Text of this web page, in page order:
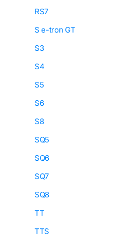
RS7
S e-tron GT
S3
S4
S5
S6
S8
SQ5
SQ6
SQ7
SQ8
TT
TTS